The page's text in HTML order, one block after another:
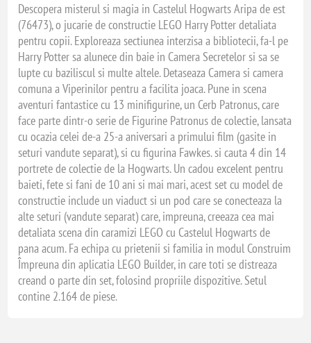
Descopera misterul si magia in Castelul Hogwarts Aripa de est
(76473), o jucarie de constructie LEGO Harry Potter detaliata
pentru copii. Exploreaza sectiunea interzisa a bibliotecii, fa-l pe
Harry Potter sa alunece din baie in Camera Secretelor si sa se
lupte cu baziliscul si multe altele. Detaseaza Camera si camera
comuna a Viperinilor pentru a facilita joaca. Pune in scena
aventuri fantastice cu 13 minifigurine, un Cerb Patronus, care
face parte dintr-o serie de Figurine Patronus de colectie, lansata
cu ocazia celei de-a 25-a aniversari a primului film (gasite in
seturi vandute separat), si cu figurina Fawkes. si cauta 4 din 14
portrete de colectie de la Hogwarts. Un cadou excelent pentru
baieti, fete si fani de 10 ani si mai mari, acest set cu model de
constructie include un viaduct si un pod care se conecteaza la
alte seturi (vandute separat) care, impreuna, creeaza cea mai
detaliata scena din caramizi LEGO cu Castelul Hogwarts de
pana acum. Fa echipa cu prietenii si familia in modul Construim
Împreuna din aplicatia LEGO Builder, in care toti se distreaza
creand o parte din set, folosind propriile dispozitive. Setul
contine 2.164 de piese.